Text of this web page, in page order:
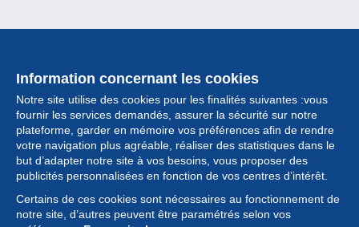
Information concernant les cookies
Notre site utilise des cookies pour les finalités suivantes :vous
fournir les services demandés, assurer la sécurité sur notre
plateforme, garder en mémoire vos préférences afin de rendre
votre navigation plus agréable, réaliser des statistiques dans le
but d’adapter notre site à vos besoins, vous proposer des
publicités personnalisées en fonction de vos centres d’intérêt.
Certains de ces cookies sont nécessaires au fonctionnement de
notre site, d’autres peuvent être paramétrés selon vos
Collection
Actualités